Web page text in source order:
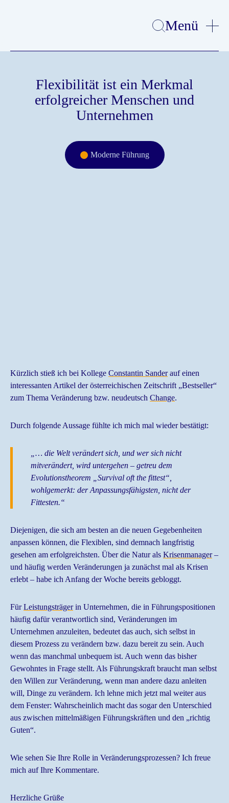
Menü
Flexibilität ist ein Merkmal
erfolgreicher Menschen und
Unternehmen
Moderne Führung
Kürzlich stieß ich bei Kollege Constantin Sanderauf einen
interessanten Artikel der österreichischen Zeitschrift „Bestseller“
zum Thema Veränderung bzw. neudeutsch Change.
Durch folgende Aussage fühlte ich mich mal wieder bestätigt:
„… die Welt verändert sich, und wer sich nicht
mitverändert, wird untergehen – getreu dem
Evolutionstheorem „Survival oft the fittest“,
wohlgemerkt: der Anpassungsfähigsten, nicht der
Fittesten.“
Diejenigen, die sich am besten an die neuen Gegebenheiten
anpassen können, die Flexiblen, sind demnach langfristig
gesehen am erfolgreichsten. Über die Natur als Krisenmanager–
und häufig werden Veränderungen ja zunächst mal als Krisen
erlebt – habe ich Anfang der Woche bereits gebloggt.
FürLeistungsträgerin Unternehmen, die in Führungspositionen
häufig dafür verantwortlich sind, Veränderungen im
Unternehmen anzuleiten, bedeutet das auch, sich selbst in
diesem Prozess zu verändern bzw. dazu bereit zu sein. Auch
wenn das manchmal unbequem ist. Auch wenn das bisher
Gewohntes in Frage stellt. Als Führungskraft braucht man selbst
den Willen zur Veränderung, wenn man andere dazu anleiten
will, Dinge zu verändern. Ich lehne mich jetzt mal weiter aus
dem Fenster: Wahrscheinlich macht das sogar den Unterschied
aus zwischen mittelmäßigen Führungskräften und den „richtig
Guten“.
Wie sehen Sie Ihre Rolle in Veränderungsprozessen? Ich freue
mich auf Ihre Kommentare.
Herzliche Grüße